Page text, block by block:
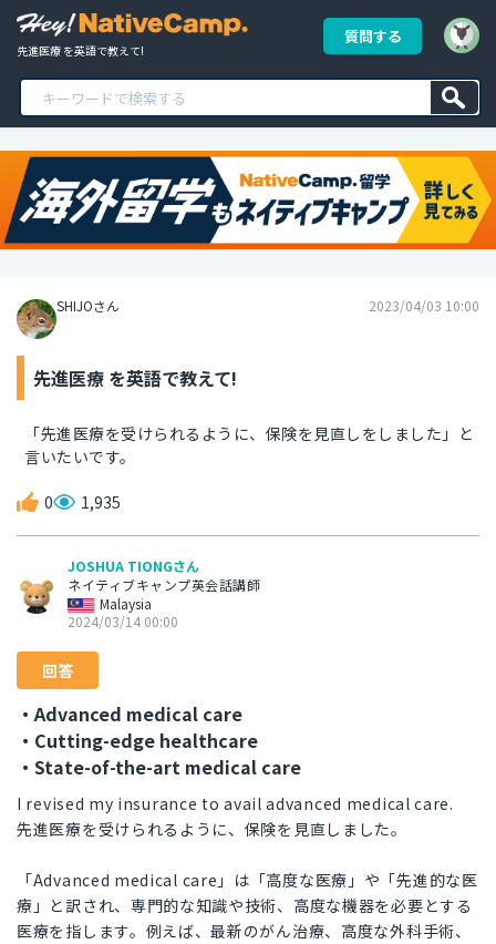
先進医療 を英語で教えて!
質問する
SHIJOさん 2023/04/03 10:00
先進医療 を英語で教えて!
「先進医療を受けられるように、保険を見直しをしました」と
言いたいです。
0 1,935
JOSHUA TIONGさん
ネイティブキャンプ英会話講師
Malaysia
2024/03/14 00:00
回答
・Advanced medical care
・Cutting-edge healthcare
・State-of-the-art medical care
I revised my insurance to avail advanced medical care.
先進医療を受けられるように、保険を見直しました。
「Advanced medical care」は「高度な医療」や「先進的な医
療」と訳され、専門的な知識や技術、高度な機器を必要とする
医療を指します。例えば、最新のがん治療、高度な外科手術、